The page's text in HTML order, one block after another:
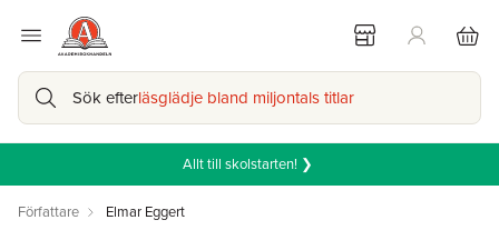
Sök efterläsglädje bland miljontals titlar
Allt till skolstarten! ❯
Författare Elmar Eggert